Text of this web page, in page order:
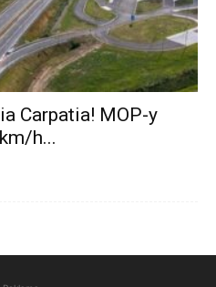
Carpatia! MOP-y
h...